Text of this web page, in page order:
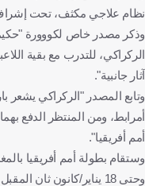
نظام علاجي مكثف، تحت
وذكر مصدر خاص لكووورة
الركراكي، للتدرب مع بقية
آثار جانبية".
وتابع المصدر "الركراكي يشعر
أمرابط، ومن المنتظر الدفع
أمم أفريقيا".
وحتى 18 يناير/كانون ثان المقبل.